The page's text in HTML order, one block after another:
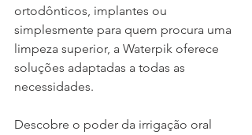
ortodônticos, implantes ou
simplesmente para quem procura uma
limpeza superior, a Waterpik oferece
soluções adaptadas a todas as
necessidades.
Descobre o poder da irrigação oral